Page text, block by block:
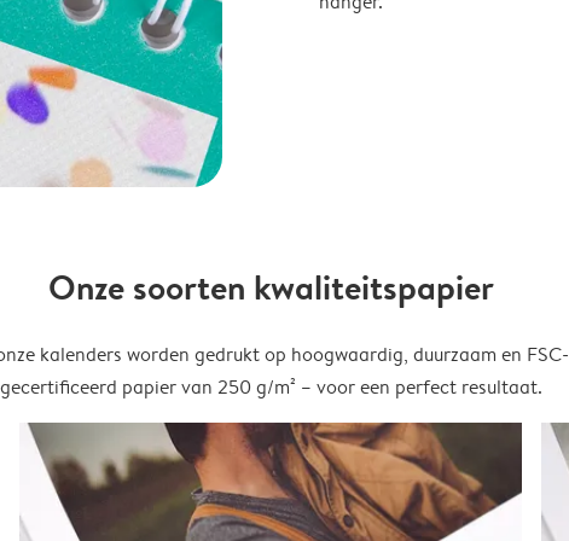
Onze soorten kwaliteitspapier
kalenders worden gedrukt op hoogwaardig, duurzaam en FSC-
gecertificeerd papier van 250 g/m² – voor een perfect resultaat.